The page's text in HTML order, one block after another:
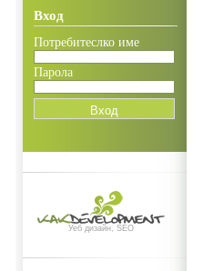
Вход
Потребитеслко име
Парола
Уеб дизайн, SEO